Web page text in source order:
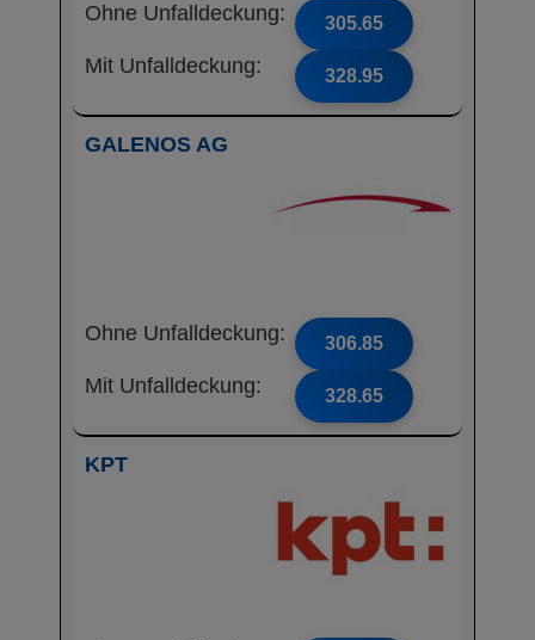
Ohne Unfalldeckung: 305.65
Mit Unfalldeckung: 328.95
GALENOS AG
Ohne Unfalldeckung: 306.85
Mit Unfalldeckung: 328.65
KPT